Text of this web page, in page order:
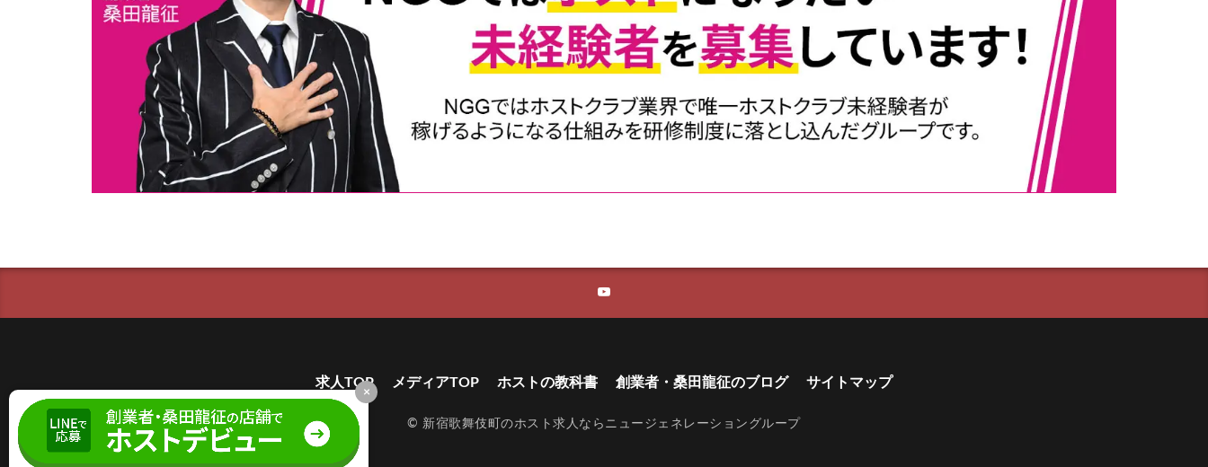
×
求人TOP メディアTOP ホストの教科書 創業者・桑田龍征のブログ サイトマップ
© 新宿歌舞伎町のホスト求人ならニュージェネレーショングループ